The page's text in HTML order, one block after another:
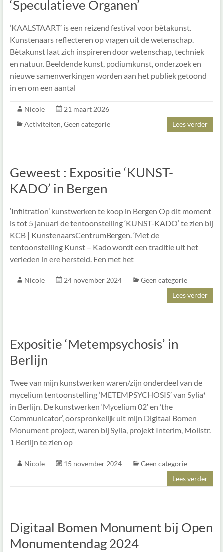
Design
en
trendadvies
bij
productontwikkeling.
‘Speculatieve Organen’
‘KAALSTAART’ is een reizend festival voor bètakunst.
Kunstenaars reflecteren op vragen uit de wetenschap.
Bètakunst laat zich inspireren door wetenschap, techniek
en natuur. Beeldende kunst, podiumkunst, onderzoek en
nieuwe samenwerkingen worden aan het publiek getoond
in en om een aantal
Nicole
21 maart 2026
Activiteiten, Geen categorie Lees verder
Geweest : Expositie ‘KUNST-
KADO’ in Bergen
‘Infiltration’ kunstwerken te koop in Bergen Op dit moment
is tot 5 januari de tentoonstelling ‘KUNST-KADO’ te zien bij
KCB | KunstenaarsCentrumBergen. ‘Met de
tentoonstelling Kunst – Kado wordt een traditie uit het
verleden in ere hersteld. Een met het
Nicole 24 november 2024
Geen categorie
Lees verder
Expositie ‘Metempsychosis’ in
Berlijn
Twee van mijn kunstwerken waren/zijn onderdeel van de
mycelium tentoonstelling ‘METEMPSYCHOSIS’ van Sylia*
in Berlijn. De kunstwerken ‘Mycelium 02′ en ’the
Communicator’, oorspronkelijk uit mijn Digitaal Bomen
Monument project, waren bij Sylia, projekt Interim, Mollstr.
1 Berlijn te zien op
Nicole 15 november 2024
Geen categorie
Lees verder
Digitaal Bomen Monument bij Open
Monumentendag 2024